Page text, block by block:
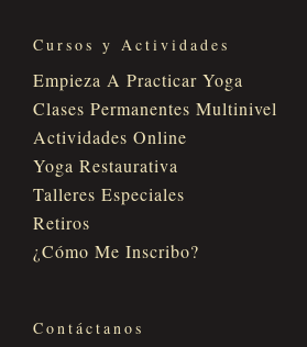
Cursos y Actividades
Empieza A Practicar Yoga
Clases Permanentes Multinivel
Actividades Online
Yoga Restaurativa
Talleres Especiales
Retiros
¿Cómo Me Inscribo?
Contáctanos